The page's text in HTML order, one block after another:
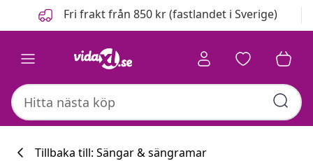
FöregåendeFri frakt från 850 kr (fastlandet i Sverige)
Tillbaka till: Sängar & sängramar